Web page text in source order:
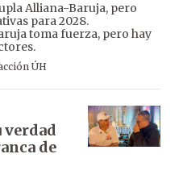
Alliana-Baruja, pero
para 2028.
toma fuerza, pero hay
ÚH
verdad
de